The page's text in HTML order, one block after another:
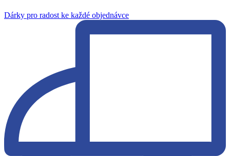
Dárky pro radost ke každé objednávce